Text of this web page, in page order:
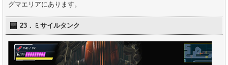
グマエリアにあります。
23．ミサイルタンク